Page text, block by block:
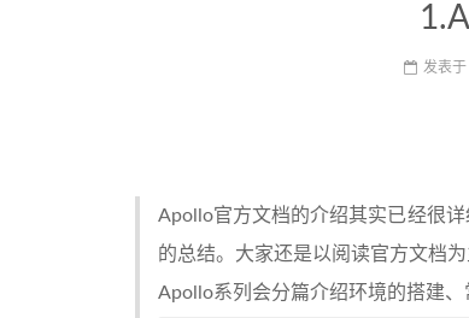
发表于
Apollo官方文档的介绍其实已经很
的总结。大家还是以阅读官方文档为
Apollo系列会分篇介绍环境的搭建、